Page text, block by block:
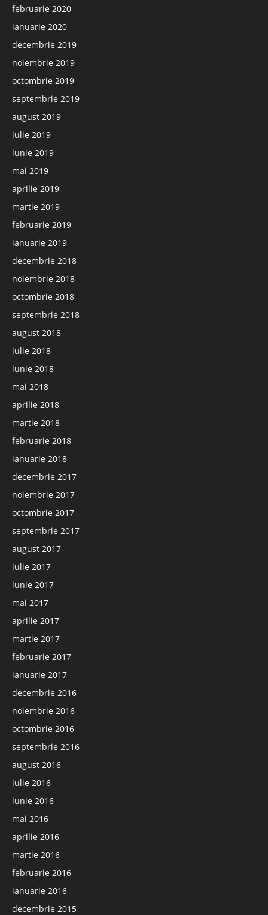
februarie 2020
ianuarie 2020
decembrie 2019
noiembrie 2019
octombrie 2019
septembrie 2019
august 2019
iulie 2019
iunie 2019
mai 2019
aprilie 2019
martie 2019
februarie 2019
ianuarie 2019
decembrie 2018
noiembrie 2018
octombrie 2018
septembrie 2018
august 2018
iulie 2018
iunie 2018
mai 2018
aprilie 2018
martie 2018
februarie 2018
ianuarie 2018
decembrie 2017
noiembrie 2017
octombrie 2017
septembrie 2017
august 2017
iulie 2017
iunie 2017
mai 2017
aprilie 2017
martie 2017
februarie 2017
ianuarie 2017
decembrie 2016
noiembrie 2016
octombrie 2016
septembrie 2016
august 2016
iulie 2016
iunie 2016
mai 2016
aprilie 2016
martie 2016
februarie 2016
ianuarie 2016
decembrie 2015